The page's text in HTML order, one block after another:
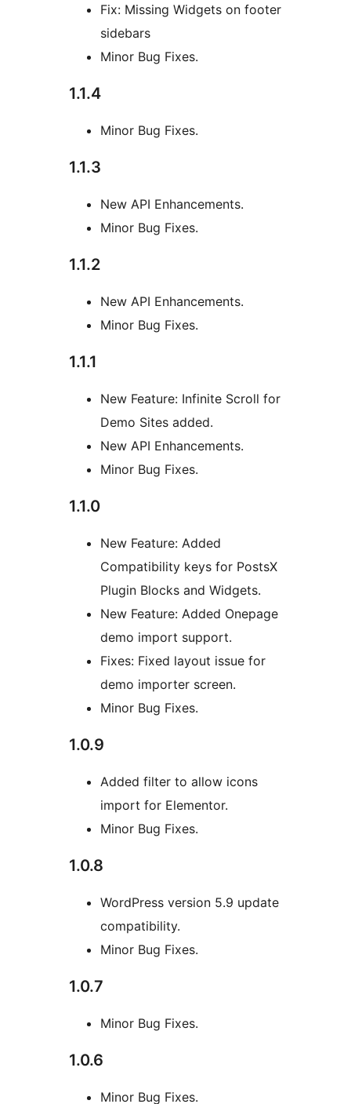
Fix: Missing Widgets on footer
sidebars
Minor Bug Fixes.
1.1.4
Minor Bug Fixes.
1.1.3
New API Enhancements.
Minor Bug Fixes.
1.1.2
New API Enhancements.
Minor Bug Fixes.
1.1.1
New Feature: Infinite Scroll for
Demo Sites added.
New API Enhancements.
Minor Bug Fixes.
1.1.0
New Feature: Added
Compatibility keys for PostsX
Plugin Blocks and Widgets.
New Feature: Added Onepage
demo import support.
Fixes: Fixed layout issue for
demo importer screen.
Minor Bug Fixes.
1.0.9
Added filter to allow icons
import for Elementor.
Minor Bug Fixes.
1.0.8
WordPress version 5.9 update
compatibility.
Minor Bug Fixes.
1.0.7
Minor Bug Fixes.
1.0.6
Minor Bug Fixes.